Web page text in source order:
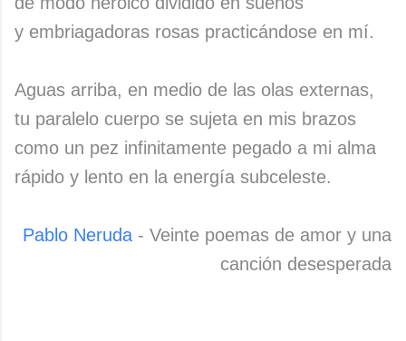
y embriagadoras rosas practicándose en mí.
Aguas arriba, en medio de las olas externas,
tu paralelo cuerpo se sujeta en mis brazos
como un pez infinitamente pegado a mi alma
rápido y lento en la energía subceleste.
Pablo Neruda - Veinte poemas de amor y una
canción desesperada